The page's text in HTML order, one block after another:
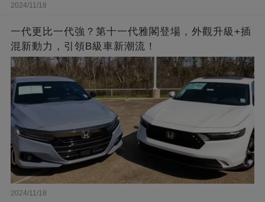
2024/11/18
一代更比一代強？第十一代雅閣登場，外觀升級+插
混新動力，引領B級車新潮流！
2024/11/18